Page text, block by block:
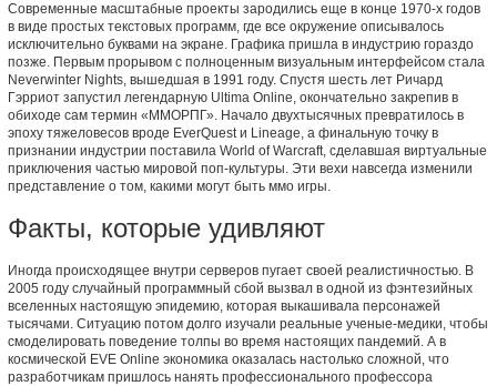
Современные масштабные проекты зародились еще в конце 1970-х годов
в виде простых текстовых программ, где все окружение описывалось
исключительно буквами на экране. Графика пришла в индустрию гораздо
позже. Первым прорывом с полноценным визуальным интерфейсом стала
Neverwinter Nights, вышедшая в 1991 году. Спустя шесть лет Ричард
Гэрриот запустил легендарную Ultima Online, окончательно закрепив в
обиходе сам термин «ММОРПГ». Начало двухтысячных превратилось в
эпоху тяжеловесов вроде EverQuest и Lineage, а финальную точку в
признании индустрии поставила World of Warcraft, сделавшая виртуальные
приключения частью мировой поп-культуры. Эти вехи навсегда изменили
представление о том, какими могут быть ммо игры.
Факты, которые удивляют
Иногда происходящее внутри серверов пугает своей реалистичностью. В
2005 году случайный программный сбой вызвал в одной из фэнтезийных
вселенных настоящую эпидемию, которая выкашивала персонажей
тысячами. Ситуацию потом долго изучали реальные ученые-медики, чтобы
смоделировать поведение толпы во время настоящих пандемий. А в
космической EVE Online экономика оказалась настолько сложной, что
разработчикам пришлось нанять профессионального профессора